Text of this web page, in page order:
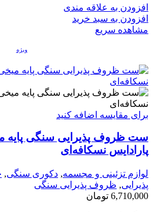
افزودن به علاقه مندی
افزودن به سبد خرید
مشاهده سریع
ویژه
برای مقایسه اضافه کنید
ست ظروف پذیرایی سنگی پایه
پارادایس نسکافه‌ای
لوازم تزئینی و مجسمه, دکوری سنگی,
پذیرایی, ظروف پذیرایی سنگی
6,710,000 تومان